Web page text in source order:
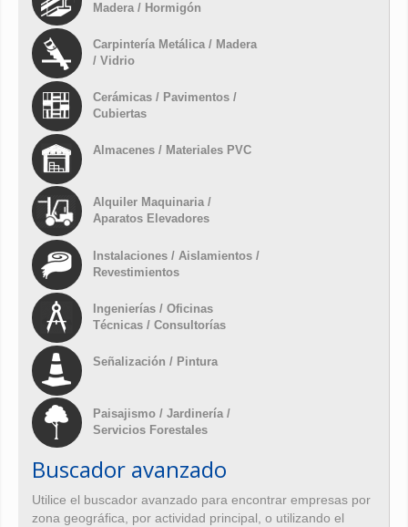
Madera / Hormigón
Carpintería Metálica / Madera
/ Vidrio
Cerámicas / Pavimentos /
Cubiertas
Almacenes / Materiales PVC
Alquiler Maquinaria /
Aparatos Elevadores
Instalaciones / Aislamientos /
Revestimientos
Ingenierías / Oficinas
Técnicas / Consultorías
Señalización / Pintura
Paisajismo / Jardinería /
Servicios Forestales
Buscador avanzado
Utilice el buscador avanzado para encontrar empresas por
zona geográfica, por actividad principal, o utilizando el